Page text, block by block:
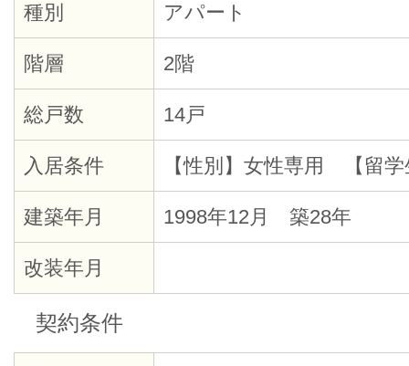
種別 アパート
階層 2階
総戸数 14戸
入居条件 【性別】女性専用 【留
建築年月 1998年12月 築28年
改装年月
契約条件